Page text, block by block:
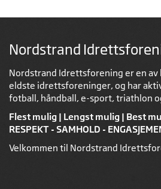
Nordstrand
Nordstrand Idrettsforening er en av
eldste idrettsforeninger, og har
fotball, håndball, e-sport, triathlon
Flest mulig | Lengst mulig | Best
RESPEKT - SAMHOLD -
Velkommen til Nordstrand